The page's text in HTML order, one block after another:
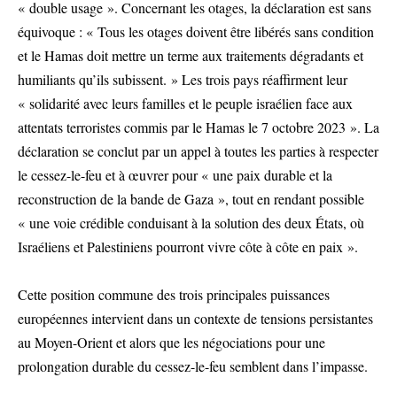
« double usage ». Concernant les otages, la déclaration est sans
équivoque : « Tous les otages doivent être libérés sans condition
et le Hamas doit mettre un terme aux traitements dégradants et
humiliants qu’ils subissent. » Les trois pays réaffirment leur
« solidarité avec leurs familles et le peuple israélien face aux
attentats terroristes commis par le Hamas le 7 octobre 2023 ». La
déclaration se conclut par un appel à toutes les parties à respecter
le cessez-le-feu et à œuvrer pour « une paix durable et la
reconstruction de la bande de Gaza », tout en rendant possible
« une voie crédible conduisant à la solution des deux États, où
Israéliens et Palestiniens pourront vivre côte à côte en paix ».
Cette position commune des trois principales puissances
européennes intervient dans un contexte de tensions persistantes
au Moyen-Orient et alors que les négociations pour une
prolongation durable du cessez-le-feu semblent dans l’impasse.